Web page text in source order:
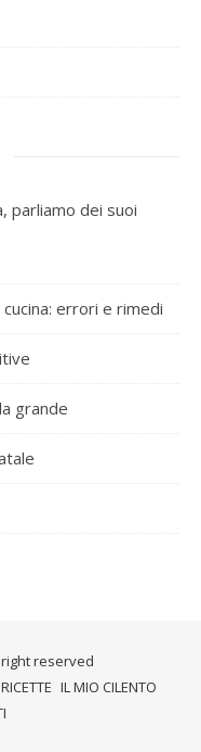
parliamo dei suoi
errori e rimedi
grande
reserved
RICETTE IL MIO CILENTO